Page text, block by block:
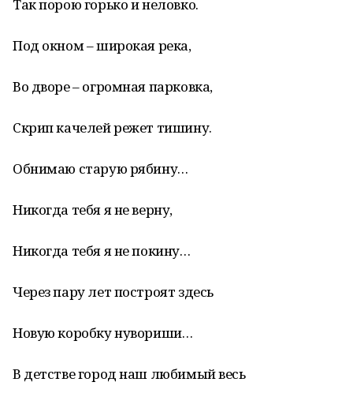
Так порою горько и неловко.
Под окном – широкая река,
Во дворе – огромная парковка,
Скрип качелей режет тишину.
Обнимаю старую рябину…
Никогда тебя я не верну,
Никогда тебя я не покину…
Через пару лет построят здесь
Новую коробку нувориши…
В детстве город наш любимый весь